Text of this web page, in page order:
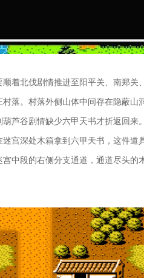
着北伐剧情推进至阳平关、南郑
落。村落外侧山体中间存在隐蔽
芦谷剧情缺少六甲天书才折返回
宫深处木箱拿到六甲天书，这件
中段的右侧分支通道，通道尽头